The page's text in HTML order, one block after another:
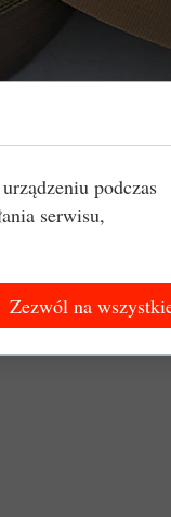
oraz druty
do 1300°C i
podczas
serwisu,
Zezwól na